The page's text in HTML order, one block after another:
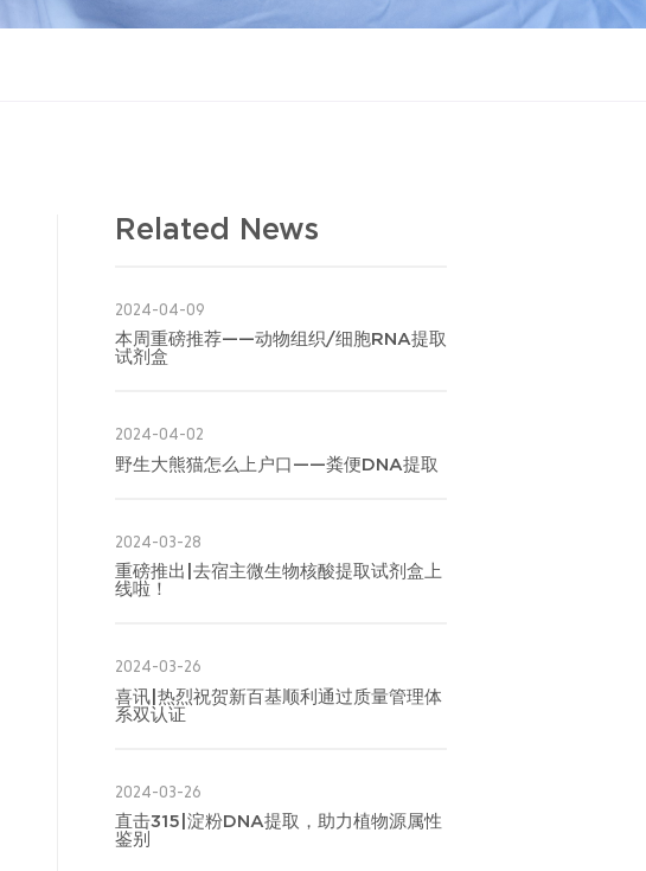
Related News
2024-04-09
本周重磅推荐——动物组织/细胞RNA提取
试剂盒
2024-04-02
野生大熊猫怎么上户口——粪便DNA提取
2024-03-28
重磅推出|去宿主微生物核酸提取试剂盒上
线啦！
2024-03-26
喜讯|热烈祝贺新百基顺利通过质量管理体
系双认证
2024-03-26
直击315|淀粉DNA提取，助力植物源属性
鉴别